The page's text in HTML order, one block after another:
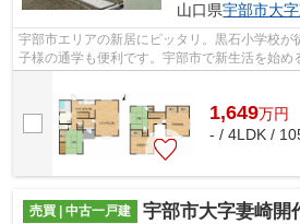
山口県宇部市大
宇部市エリアの新居にピッタリ。黒石小学校が
子様の通学も便利です。宇部市で新生活を始め
1,649万円
- / 4LDK /
売買 | 中古一戸建 宇部市大字妻崎開